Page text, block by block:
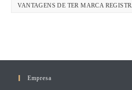
VANTAGENS DE TER MARCA
Empresa